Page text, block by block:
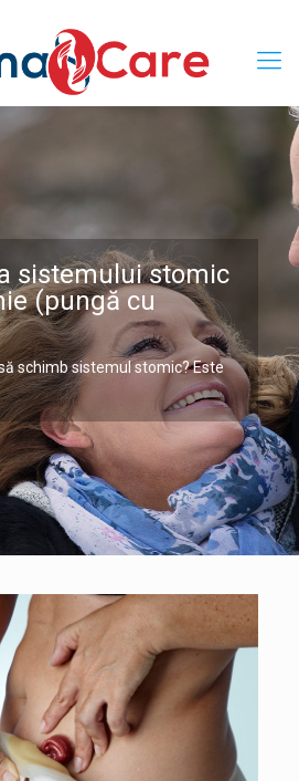
sistemului stomic
(pungă cu
schimb sistemul stomic? Este